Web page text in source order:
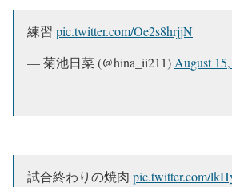
練習 pic.twitter.com/Oe2s8hrjjN
— 菊池日菜 (@hina_ii211) August
試合終わりの焼肉 pic.twitter.com/